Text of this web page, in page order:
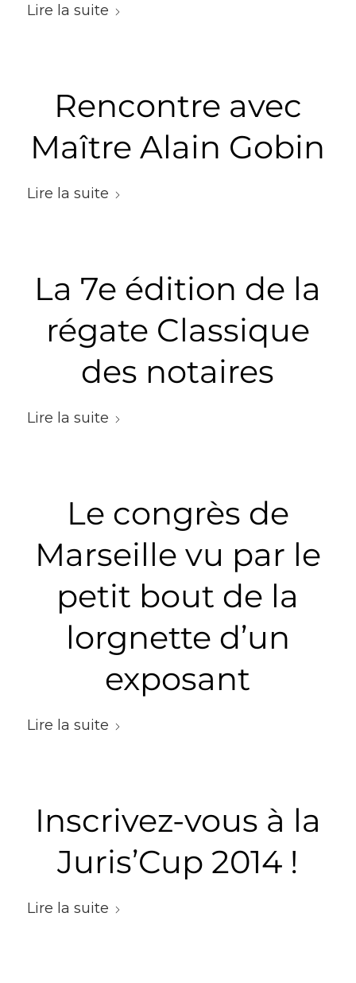
Lire la suite
Rencontre avec
Maître Alain Gobin
Lire la suite
La 7e édition de la
régate Classique
des notaires
Lire la suite
Le congrès de
Marseille vu par le
petit bout de la
lorgnette d’un
exposant
Lire la suite
Inscrivez-vous à la
Juris’Cup 2014 !
Lire la suite